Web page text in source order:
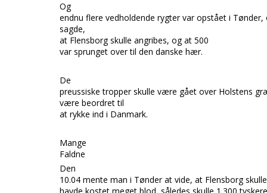
Og
endnu flere vedholdende rygter var opstået i Tønder,
sagde,
at Flensborgskulle angribes, og at 500
var sprunget over til den danske hær.
De
preussiske tropper skulle være gået over Holstens
være beordret til
at rykke ind i Danmark.
Mange
Faldne
Den
10.04 mente man i Tønderat vide, at Flensborg